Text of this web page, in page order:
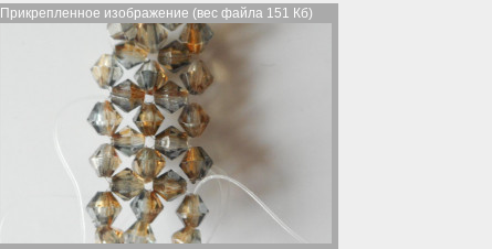
Прикрепленное изображение (вес файла 151 Кб)